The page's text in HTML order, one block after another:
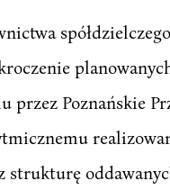
przez Poznańskie
strukturę